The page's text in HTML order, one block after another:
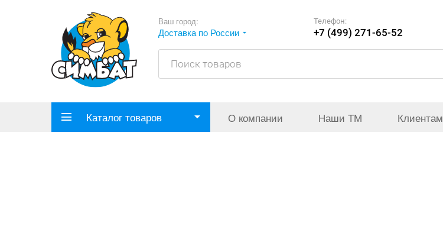
Ваш город:
Доставка по России
Телефон:
+7 (499) 271-65-52
Каталог товаров О компании Наши ТМ Клиентам